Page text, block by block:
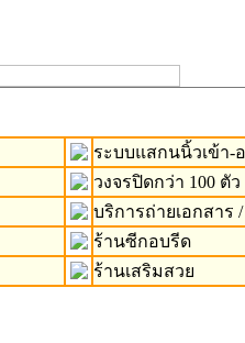
ระบบแสกนนิ้วเข้า-
วงจรปิดกว่า 100 ตัว
บริการถ่ายเอกสาร
ร้านซีกอบรีด
ร้านเสริมสวย